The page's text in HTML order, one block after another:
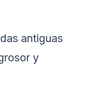
antiguas
y